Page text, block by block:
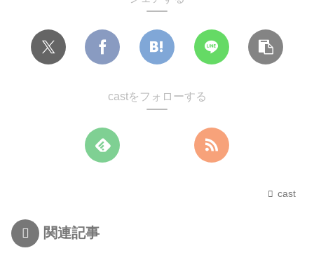
castをフォローする
cast
関連記事